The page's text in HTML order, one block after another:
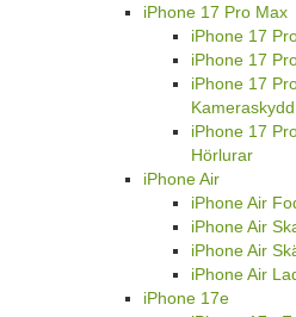
iPhone 17 Pro Max
iPhone 17
iPhone 17
iPhone 17
Kameraskydd
iPhone 17
Hörlurar
iPhone Air
iPhone Air
iPhone Air
iPhone Air
iPhone Air
iPhone 17e